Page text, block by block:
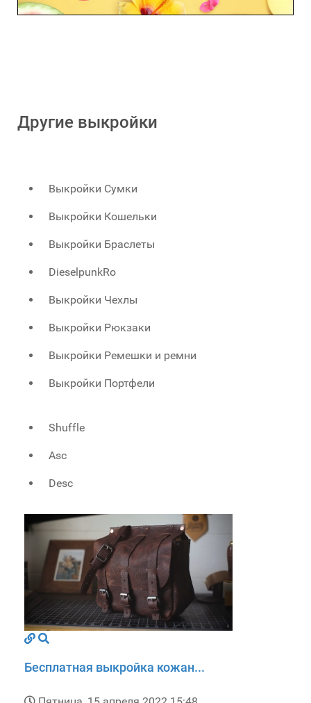
Другие выкройки
Выкройки Сумки
Выкройки Кошельки
Выкройки Браслеты
DieselpunkRo
Выкройки Чехлы
Выкройки Рюкзаки
Выкройки Ремешки и ремни
Выкройки Портфели
Shuffle
Asc
Desc
Бесплатная выкройка кожан...